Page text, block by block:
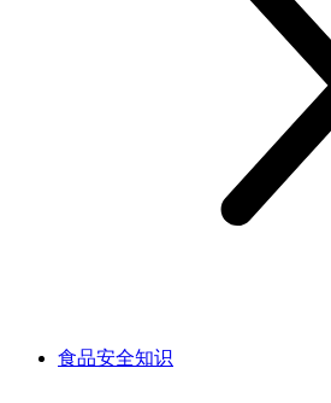
食品安全知识